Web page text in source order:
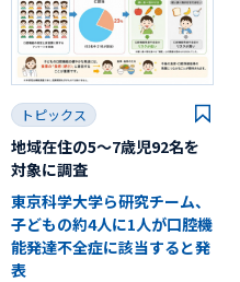
トピックス
地域在住の5～7歳児92名を
対象に調査
東京科学大学ら研究チーム、
子どもの約4人に1人が口腔機
能発達不全症に該当すると発
表